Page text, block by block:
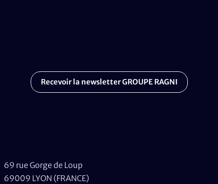
Recevoir la newsletter GROUPE RAGNI
69 rue Gorge de Loup
69009 LYON (FRANCE)